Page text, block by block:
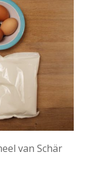
van Schär